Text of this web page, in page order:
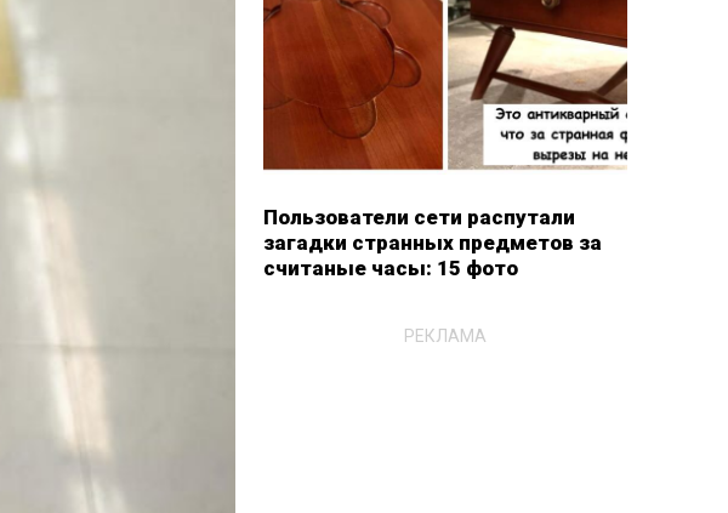
Пользователи сети распутали
загадки странных предметов за
считаные часы: 15 фото
РЕКЛАМА